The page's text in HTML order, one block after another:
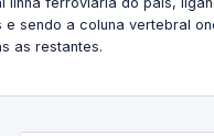
sendo a coluna vertebral
as restantes.